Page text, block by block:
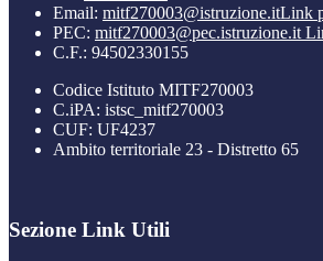
Email: mitf270003@istruzione.itLink
PEC: mitf270003@pec.istruzione.it
C.F.: 94502330155
Codice Istituto MITF270003
C.iPA: istsc_mitf270003
CUF: UF4237
Ambito territoriale 23 - Distretto 65
Sezione Link Utili